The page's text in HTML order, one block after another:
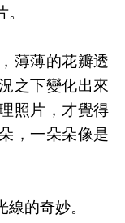
薄薄的花瓣透
之下變化出來
照片，才覺得
，一朵朵像是
的奇妙。